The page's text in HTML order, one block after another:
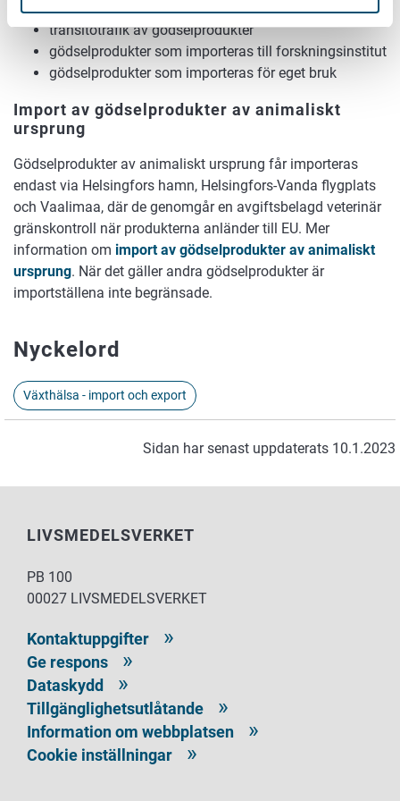
råvaror för gödselprodukter
transitotrafik av gödselprodukter
gödselprodukter som importeras till forskningsinstitut
gödselprodukter som importeras för eget bruk
Import av gödselprodukter av animaliskt
ursprung
Gödselprodukter av animaliskt ursprung får importeras
endast via Helsingfors hamn, Helsingfors-Vanda flygplats
och Vaalimaa, där de genomgår en avgiftsbelagd veterinär
gränskontroll när produkterna anländer till EU. Mer
information om import av gödselprodukter av animaliskt
ursprung. När det gäller andra gödselprodukter är
importställena inte begränsade.
Nyckelord
Växthälsa - import och export
Sidan har senast uppdaterats 10.1.2023
LIVSMEDELSVERKET
PB 100
00027 LIVSMEDELSVERKET
Kontaktuppgifter
Ge respons
Dataskydd
Tillgänglighetsutlåtande
Information om webbplatsen
Cookie inställningar